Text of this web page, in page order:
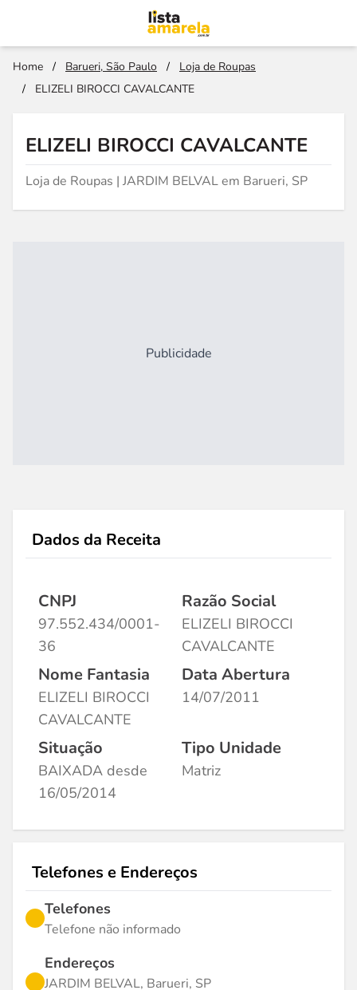
Home / Barueri, São Paulo /
Loja de Roupas
/
ELIZELI BIROCCI CAVALCANTE
ELIZELI BIROCCI CAVALCANTE
Loja de Roupas | JARDIM BELVAL em Barueri, SP
Publicidade
Dados da Receita
CNPJ
97.552.434/0001-
36
Razão Social
ELIZELI BIROCCI
CAVALCANTE
Nome Fantasia
ELIZELI BIROCCI
CAVALCANTE
Data Abertura
14/07/2011
Situação
BAIXADA desde
16/05/2014
Tipo Unidade
Matriz
Telefones e Endereços
Telefones
Telefone não informado
Endereços
JARDIM BELVAL, Barueri, SP